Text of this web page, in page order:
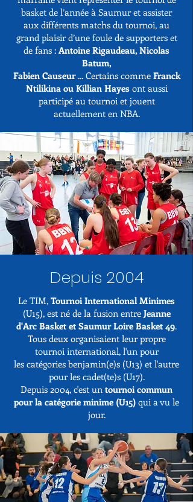
basket de l’année à Saumur et assister
aux différents matchs du tournoi, au
grand plaisir d’une foule de supporters et
de fans : Antoine Rigaudeau, Nicolas
Batum,
Fabien Causeur... Certains comme Franck
Ntilikina ou Killian Hayesont aussi
participé au tournoi et jouent
actuellement en NBA.
Depuis 2004
Le TIM, Tournoi International Minimes
(U15), est né de la fusion entre Jeanne
d'Arc Basket et Saumur Loire Basket 49.
Tous deux organisaient leur propre
tournoi international, l'un pour
les catégories benjamin(e)s (U13) et l'autre
pour les cadet(te)s (U17).
Depuis 2004, c'est un tournoi commun
pour la catégorie minime (U15) qui a vu le
jour.